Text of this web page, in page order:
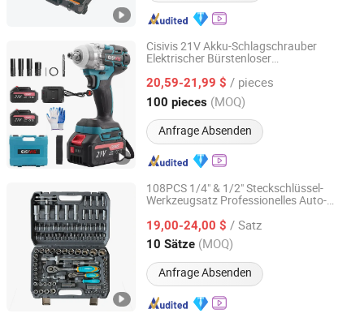
Cisivis 21V Akku-Schlagschrauber
Elektrischer Bürstenloser
einem Ladegerät Power-Werkzeuge
Schlagschrauber Werkzeugset
Schraubenschlüsselset
20,59-21,99 $ / pieces
100 pieces (MOQ)
Anfrage Absenden
Wuhan Zhongwei Liancheng International Trade Co., Ltd.
Hubei, China Seit 2024
108PCS 1/4" & 1/2" Steckschlüssel-
Werkzeugsatz Professionelles Auto-
19,00-24,00 $ / Satz
10 Sätze (MOQ)
Anfrage Absenden
Tuopu Hardware Tool Factory in Hedong District, Linyi
City
Shandong, China